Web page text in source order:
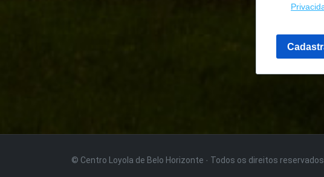
© Centro Loyola de Belo Horizonte · Todos os direitos reservados.